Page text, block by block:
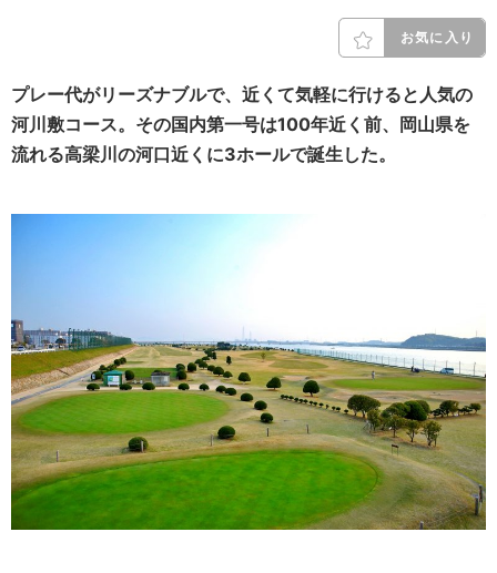
お気に入り
プレー代がリーズナブルで、近くて気軽に行けると人気の
河川敷コース。その国内第一号は100年近く前、岡山県を
流れる高梁川の河口近くに3ホールで誕生した。